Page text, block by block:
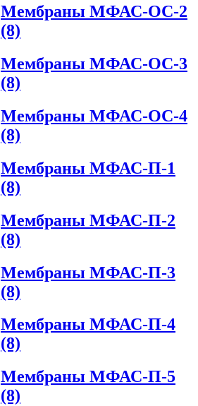
Мембраны МФАС-ОС-2
(8)
Мембраны МФАС-ОС-3
(8)
Мембраны МФАС-ОС-4
(8)
Мембраны МФАС-П-1
(8)
Мембраны МФАС-П-2
(8)
Мембраны МФАС-П-3
(8)
Мембраны МФАС-П-4
(8)
Мембраны МФАС-П-5
(8)